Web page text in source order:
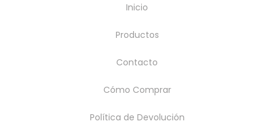
Inicio
Productos
Contacto
Cómo Comprar
Política de Devolución